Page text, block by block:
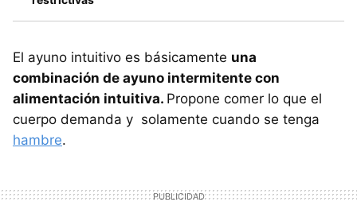
El ayuno intuitivo es básicamente una
combinación de ayuno intermitente con
alimentación intuitiva. Propone comer lo que el
cuerpo demanda y solamente cuando se tenga
hambre.